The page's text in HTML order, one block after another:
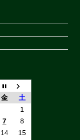
金
土
1
7
8
14
15